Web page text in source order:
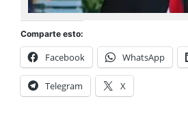
Comparte esto:
Facebook WhatsApp
Telegram X